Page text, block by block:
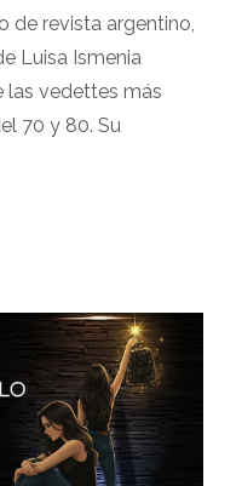
de revista argentino,
Luisa Ismenia
las vedettes más
70 y 80. Su